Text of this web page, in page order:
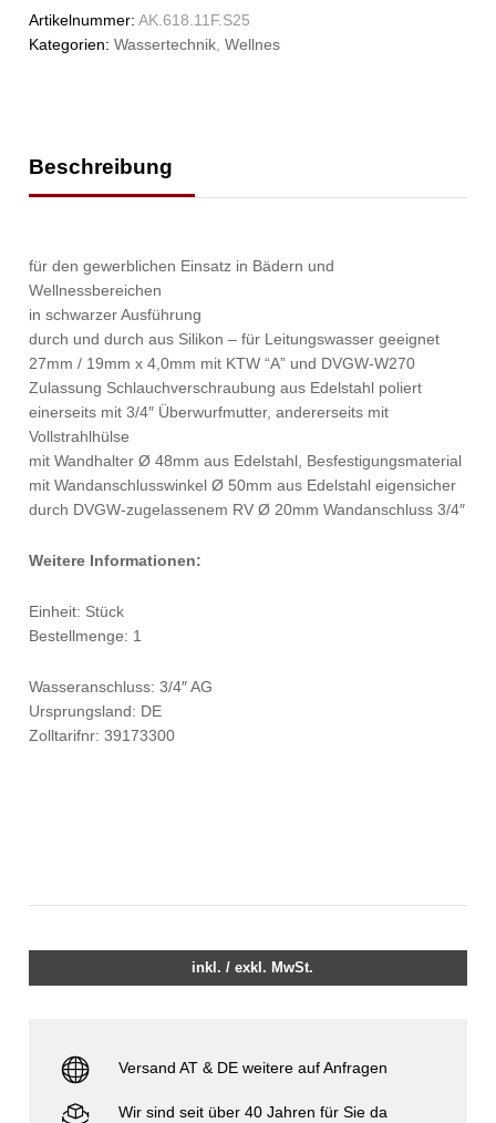
Artikelnummer:AK.618.11F.S25
Kategorien:Wassertechnik,Wellnes
Beschreibung
für den gewerblichen Einsatz in Bädern und
Wellnessbereichen
in schwarzer Ausführung
durch und durch aus Silikon – für Leitungswasser geeignet
27mm / 19mm x 4,0mm mit KTW “A” und DVGW-W270
Zulassung Schlauchverschraubung aus Edelstahl poliert
einerseits mit 3/4″ Überwurfmutter, andererseits mit
Vollstrahlhülse
mit Wandhalter Ø 48mm aus Edelstahl, Besfestigungsmaterial
mit Wandanschlusswinkel Ø 50mm aus Edelstahl eigensicher
durch DVGW-zugelassenem RV Ø 20mm Wandanschluss 3/4″
Weitere Informationen:
Einheit: Stück
Bestellmenge: 1
Wasseranschluss: 3/4″ AG
Ursprungsland: DE
Zolltarifnr: 39173300
inkl. / exkl. MwSt.
Versand AT & DE weitere auf Anfragen
Wir sind seit über 40 Jahren für Sie da